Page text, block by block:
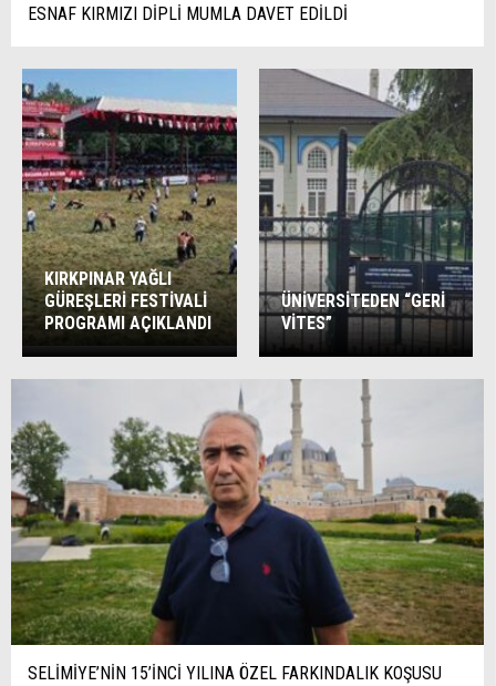
ESNAF KIRMIZI DİPLİ MUMLA DAVET EDİLDİ
KIRKPINAR YAĞLI
GÜREŞLERİ FESTİVALİ
PROGRAMI AÇIKLANDI
ÜNİVERSİTEDEN “GERİ
VİTES”
SELİMİYE’NİN 15’İNCİ YILINA ÖZEL FARKINDALIK KOŞUSU